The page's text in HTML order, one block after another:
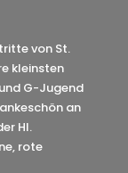
von St.
kleinsten
G-Jugend
an
Hl.
rote